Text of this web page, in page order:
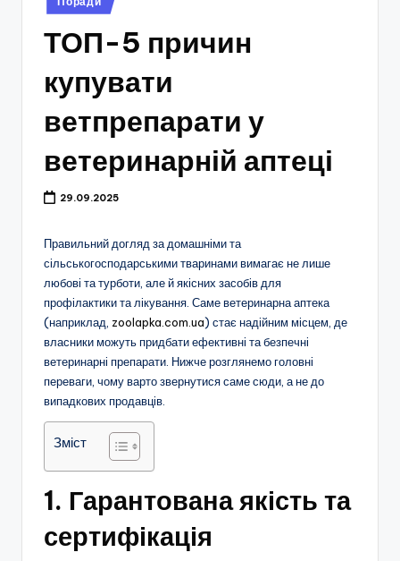
у
ТОП-5 причин
купувати
ветпрепарати у
ветеринарній аптеці
29.09.2025
Правильний догляд за домашніми та
сільськогосподарськими тваринами вимагає не лише
любові та турботи, але й якісних засобів для
профілактики та лікування. Саме ветеринарна аптека
(наприклад, zoolapka.com.ua) стає надійним місцем, де
власники можуть придбати ефективні та безпечні
ветеринарні препарати. Нижче розглянемо головні
переваги, чому варто звернутися саме сюди, а не до
випадкових продавців.
Зміст
1. Гарантована якість та
сертифікація